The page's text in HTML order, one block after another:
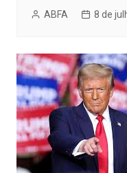
ABFA 8 de